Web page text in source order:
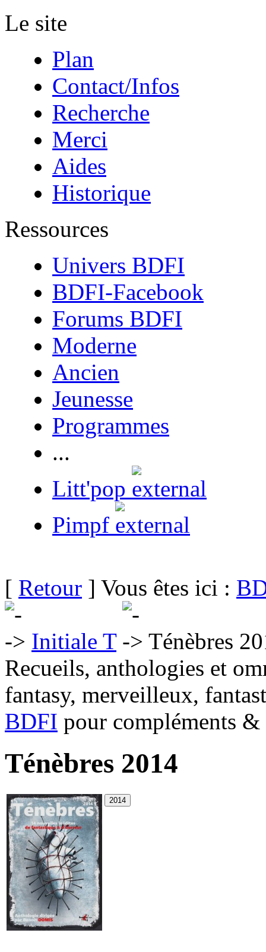
Le site
Plan
Contact/Infos
Recherche
Merci
Aides
Historique
Ressources
Univers BDFI
BDFI-Facebook
Forums BDFI
Moderne
Ancien
Jeunesse
Programmes
...
Litt'pop
Pimpf
[ Retour ] Vous êtes ici :
Initiale T
Ténèbres
Recueils, anthologies et
fantasy, merveilleux,
BDFI pour compléments
Ténèbres 2014